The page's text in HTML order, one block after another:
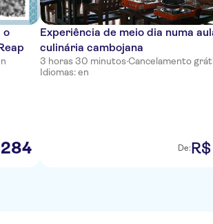
o
284
Experiência de meio dia numa
culinária cambojana
3 horas 30 minutos·Cancelamento
Idiomas: en
De:R$